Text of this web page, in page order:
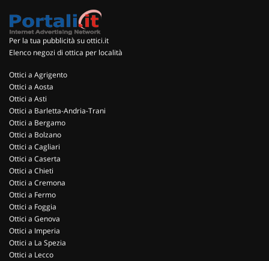
Per la tua pubblicità su ottici.it
Elenco negozi di ottica per località
Ottici a Agrigento
Ottici a Aosta
Ottici a Asti
Ottici a Barletta-Andria-Trani
Ottici a Bergamo
Ottici a Bolzano
Ottici a Cagliari
Ottici a Caserta
Ottici a Chieti
Ottici a Cremona
Ottici a Fermo
Ottici a Foggia
Ottici a Genova
Ottici a Imperia
Ottici a La Spezia
Ottici a Lecco